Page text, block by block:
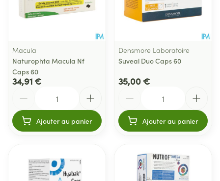
Macula
Naturophta Macula Nf
Caps 60
34,91 €
Ajouter au panier
Densmore Laboratoire
Suveal Duo Caps 60
35,00 €
Ajouter au panier